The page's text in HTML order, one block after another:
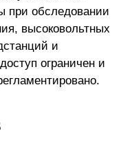
при обследовании
высоковольтных
и
ограничен и